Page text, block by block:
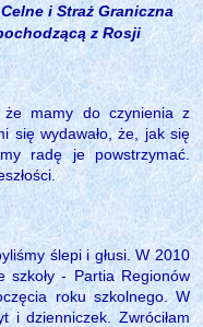
i Straż Graniczna
z Rosji
że mamy do czynienia z
się wydawało, że, jak się
radę je powstrzymać.
ślepi i głusi. W 2010
szkoły - Partia Regionów
roku szkolnego. W
i dzienniczek. Zwróciłam